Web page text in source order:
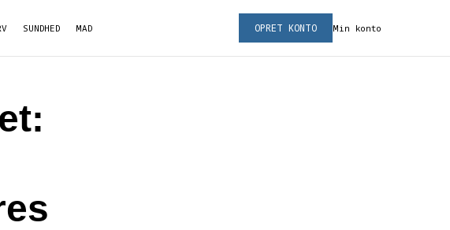
SUNDHED MAD Min konto
OPRET KONTO